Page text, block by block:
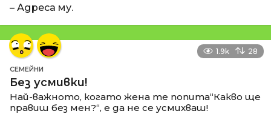
– Адреса му.
1.9k 28
СЕМЕЙНИ
Без усмивки!
Най-важното, когато жена те попита“Какво ще
правиш без мен?“, е да не се усмихваш!